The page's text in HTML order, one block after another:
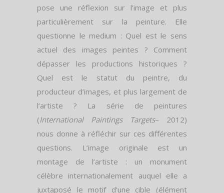
pose une réflexion sur l’image et plus
particulièrement sur la peinture. Elle
questionne le medium : Quel est le sens
actuel des images peintes ? Comment
dépasser les productions historiques ?
Quel est le statut du peintre, du
producteur d’images, et plus largement de
l’artiste ? La série de peintures
(International Paintings Targets– 2012)
nous donne à réfléchir sur ces différentes
questions. L’image originale est un
montage de l’artiste : un monument
célèbre internationalement auquel elle a
juxtaposé le motif d’une cible (élément